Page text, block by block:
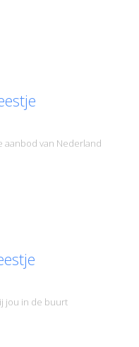
aanbod van Nederland
jou in de buurt